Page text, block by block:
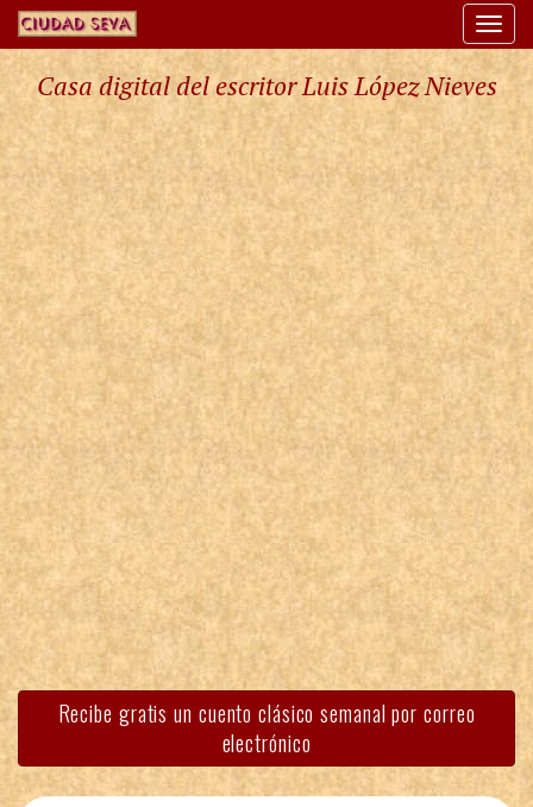
Casa digital del escritor Luis López Nieves
Recibe gratis un cuento clásico semanal por correo
electrónico